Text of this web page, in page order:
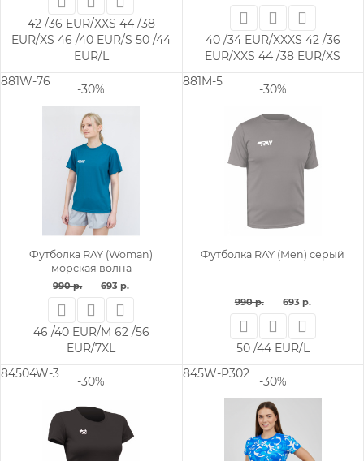
42 /36 EUR/XXS 44 /38
EUR/XS 46 /40 EUR/S 50 /44
EUR/L
40 /34 EUR/XXXS 42 /36
EUR/XXS 44 /38 EUR/XS
881W-76
-30%
Футболка RAY (Woman)
морская волна
990 р. 693 р.
46 /40 EUR/M 62 /56
EUR/7XL
881M-5
-30%
Футболка RAY (Men) серый
990 р. 693 р.
50 /44 EUR/L
84504W-3
-30%
845W-P302
-30%